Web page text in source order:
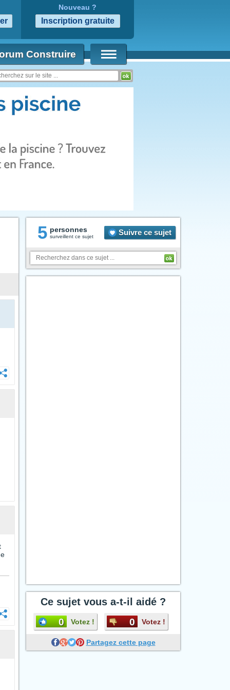
Nouveau ?
Construire
5 personnes
surveillent ce sujet Suivre ce sujet
Ce sujet vous a-t-il aidé ?
0 Votez ! 0 Votez !
Partagez cette page